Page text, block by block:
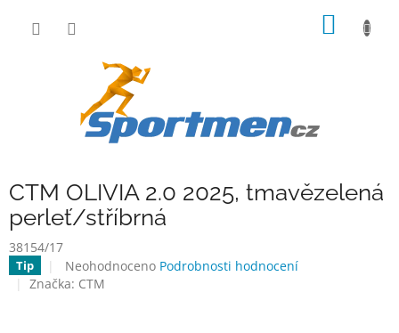
CTM OLIVIA 2.0 2025, tmavězelená
perleť/stříbrná
38154/17
Tip
Průměrné
hodnocení
Neohodnoceno Podrobnosti hodnocení
Značka: CTM